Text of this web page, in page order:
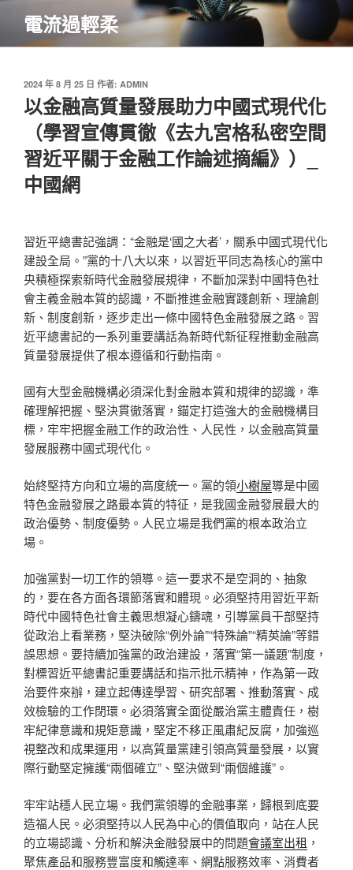
主
電流過輕柔
發
佈
於
2024 年 8 月 25 日 作者: ADMIN
以金融高質量發展助力中國式現代化
（學習宣傳貫徹《去九宮格私密空間
習近平關于金融工作論述摘編》）_
中國網
習近平總書記強調：“金融是‘國之大者’，關系中國式現代化
建設全局。”黨的十八大以來，以習近平同志為核心的黨中
央積極探索新時代金融發展規律，不斷加深對中國特色社
會主義金融本質的認識，不斷推進金融實踐創新、理論創
新、制度創新，逐步走出一條中國特色金融發展之路。習
近平總書記的一系列重要講話為新時代新征程推動金融高
質量發展提供了根本遵循和行動指南。
國有大型金融機構必須深化對金融本質和規律的認識，準
確理解把握、堅決貫徹落實，錨定打造強大的金融機構目
標，牢牢把握金融工作的政治性、人民性，以金融高質量
發展服務中國式現代化。
始終堅持方向和立場的高度統一。黨的領小樹屋導是中國
特色金融發展之路最本質的特征，是我國金融發展最大的
政治優勢、制度優勢。人民立場是我們黨的根本政治立
場。
加強黨對一切工作的領導。這一要求不是空洞的、抽象
的，要在各方面各環節落實和體現。必須堅持用習近平新
時代中國特色社會主義思想凝心鑄魂，引導黨員干部堅持
從政治上看業務，堅決破除“例外論”“特殊論”“精英論”等錯
誤思想。要持續加強黨的政治建設，落實“第一議題”制度，
對標習近平總書記重要講話和指示批示精神，作為第一政
治要件來辦，建立起傳達學習、研究部署、推動落實、成
效檢驗的工作閉環。必須落實全面從嚴治黨主體責任，樹
牢紀律意識和規矩意識，堅定不移正風肅紀反腐，加強巡
視整改和成果運用，以高質量黨建引領高質量發展，以實
際行動堅定擁護“兩個確立”、堅決做到“兩個維護”。
牢牢站穩人民立場。我們黨領導的金融事業，歸根到底要
造福人民。必須堅持以人民為中心的價值取向，站在人民
的立場認識、分析和解決金融發展中的問題會議室出租 ，
聚焦產品和服務豐富度和觸達率、網點服務效率、消費者